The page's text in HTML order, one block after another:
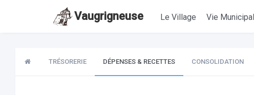
Vaugrigneuse Le Village Vie
TRÉSORERIE DÉPENSES & RECETTES CONSOLIDATION